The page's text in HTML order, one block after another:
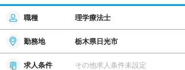
職種 理学療法士
勤務地 栃木県日光市
求人条件 その他求人条件未設定